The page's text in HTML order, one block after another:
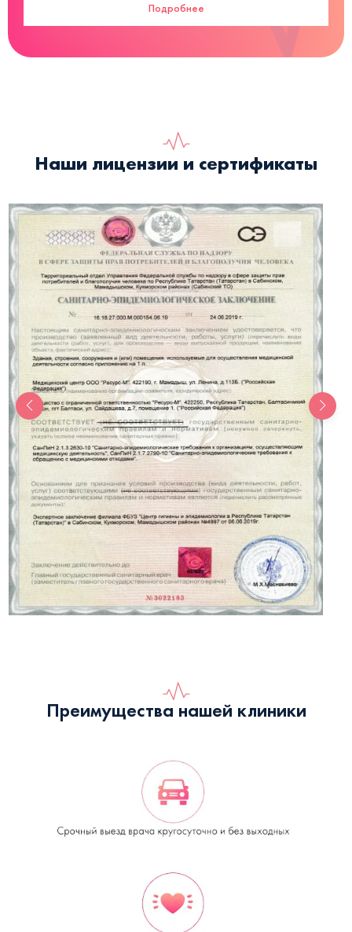
Подробнее
Наши лицензии и сертификаты
Преимущества нашей клиники